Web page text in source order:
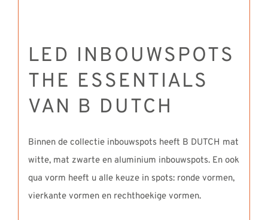
LED INBOUWSPOTS
THE ESSENTIALS
VAN B DUTCH
Binnen de collectie inbouwspots heeft B DUTCH mat
witte, mat zwarte en aluminium inbouwspots. En ook
qua vorm heeft u alle keuze in spots: ronde vormen,
vierkante vormen en rechthoekige vormen.